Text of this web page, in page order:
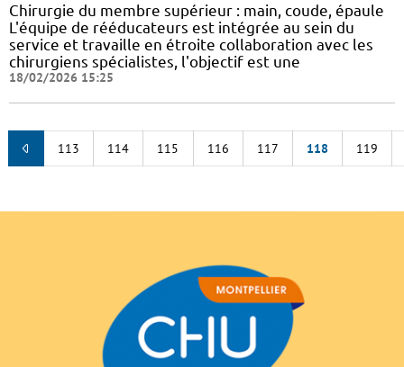
Chirurgie du membre supérieur : main, coude, épaule
L'équipe de rééducateurs est intégrée au sein du
service et travaille en étroite collaboration avec les
chirurgiens spécialistes, l'objectif est une
18/02/2026 15:25
113 114 115 116 117 118 119